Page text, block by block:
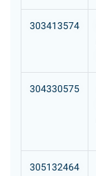
303413574
304330575
305132464